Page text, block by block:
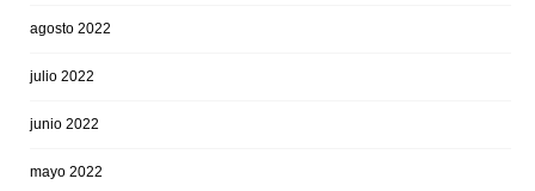
agosto 2022
julio 2022
junio 2022
mayo 2022